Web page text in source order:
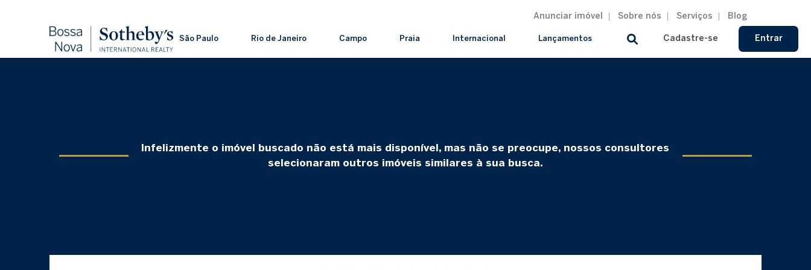
Anunciar imóvel Sobre nós Serviços Blog
São Paulo Rio de Janeiro Campo Praia Internacional Lançamentos Cadastre-se Entrar
Infelizmente o imóvel buscado não está mais disponível, mas não se preocupe, nossos consultores
selecionaram outros imóveis similares à sua busca.